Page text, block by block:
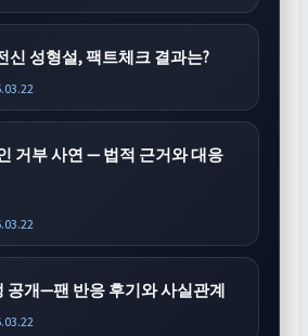
신 성형설, 팩트체크 결과는?
거부 사연 — 법적 근거와 대응
공개—팬 반응 후기와 사실관계